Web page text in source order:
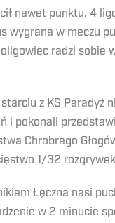
nawet punktu. 4
wygrana w meczu
radzi sobie
z KS Paradyż
i pokonali
Chrobrego
1/32
Łęczna nasi
w 2 minucie